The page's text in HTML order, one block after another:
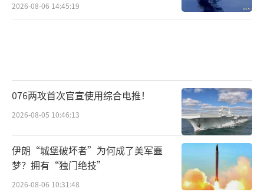
2026-08-06 14:45:19
076两攻首次官宣使用综合电推！
2026-08-05 10:46:13
伊朗“城堡破坏者”为何成了美军噩
梦？拥有“独门绝技”
2026-08-06 10:31:48